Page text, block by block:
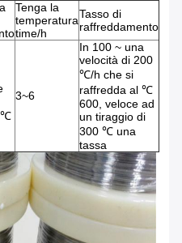
Tenga la
temperatura
time/h
Tasso di
raffreddamento
3~6
In 100 ~ una
velocità di 200
℃/h che si
raffredda al ℃
600, veloce ad
un tiraggio di
300 ℃ una
tassa